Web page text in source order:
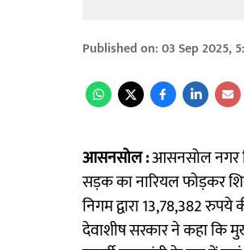
Published on:03 Sep 2025,
आसनसोल :आसनसोल नगर
सड़क का नारियल फोड़कर
निगम द्वारा 13,78,382 रुपये
देवाशीष सरकार ने कहा कि